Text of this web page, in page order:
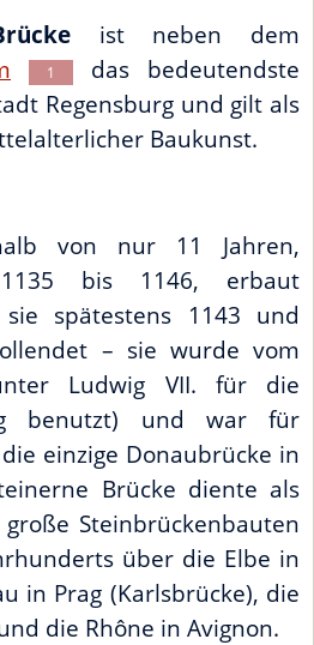
ist neben dem
1
das bedeutendste
Regensburg und gilt als
Baukunst.
von nur 11 Jahren,
bis 1146, erbaut
spätestens 1143 und
– sie wurde vom
Ludwig VII. für die
benutzt) und war für
einzige Donaubrücke in
Brücke diente als
Steinbrückenbauten
über die Elbe in
in Prag (Karlsbrücke), die
die Rhône in Avignon.